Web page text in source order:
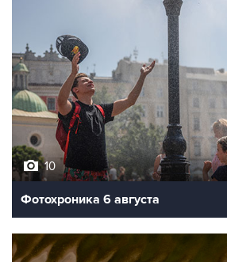
10
Фотохроника 6 августа